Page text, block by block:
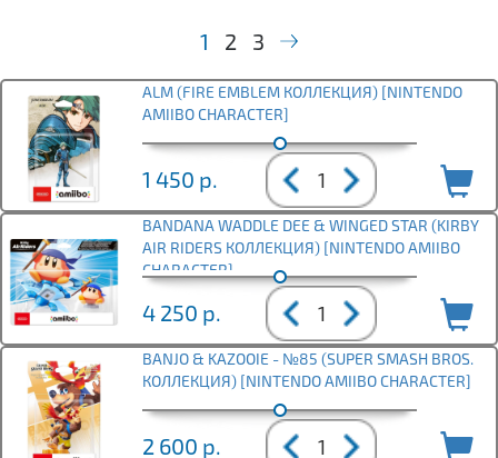
1 2 3
ALM (FIRE EMBLEM КОЛЛЕКЦИЯ) [NINTENDO
AMIIBO CHARACTER]
1 450 р.
BANDANA WADDLE DEE & WINGED STAR (KIRBY
AIR RIDERS КОЛЛЕКЦИЯ) [NINTENDO AMIIBO
CHARACTER]
4 250 р.
BANJO & KAZOOIE - №85 (SUPER SMASH BROS.
КОЛЛЕКЦИЯ) [NINTENDO AMIIBO CHARACTER]
2 600 р.